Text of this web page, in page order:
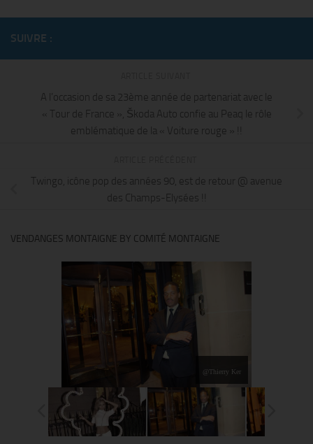
SUIVRE :
A l’occasion de sa 23ème année de partenariat avec le
« Tour de France », Škoda Auto confie au Peaq le rôle
emblématique de la « Voiture rouge » !!
Twingo, icône pop des années 90, est de retour @ avenue
des Champs-Elysées !!
VENDANGES MONTAIGNE BY COMITÉ MONTAIGNE
@Thierry Ker